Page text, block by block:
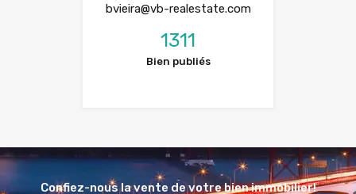
bvieira@vb-realestate.com
1311
Bien publiés
Confiez-nous la vente de votre bien immobilier!